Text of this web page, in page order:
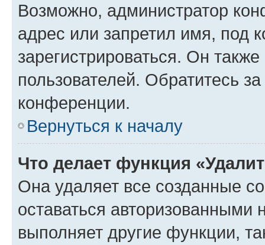
Возможно, администратор
адрес или запретил имя, под
зарегистрироваться. Он
пользователей. Обратитесь
конференции.
Вернуться к началу
Что делает функция
Она удаляет все созданные
оставаться авторизованными
выполняет другие функции,